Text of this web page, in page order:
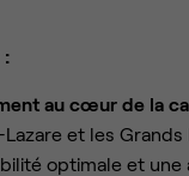
au cœur de la
et les
optimale et une